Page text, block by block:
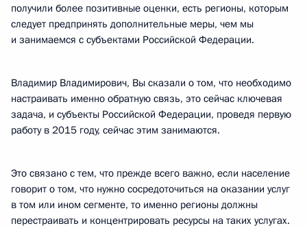
получили более позитивные оценки, есть регионы, которым
следует предпринять дополнительные меры, чем мы
и занимаемся с субъектами Российской Федерации.
Владимир Владимирович, Вы сказали о том, что необходимо
настраивать именно обратную связь, это сейчас ключевая
задача, и субъекты Российской Федерации, проведя первую
работу в 2015 году, сейчас этим занимаются.
Это связано с тем, что прежде всего важно, если население
говорит о том, что нужно сосредоточиться на оказании услуг
в том или ином сегменте, то именно регионы должны
перестраивать и концентрировать ресурсы на таких услугах.